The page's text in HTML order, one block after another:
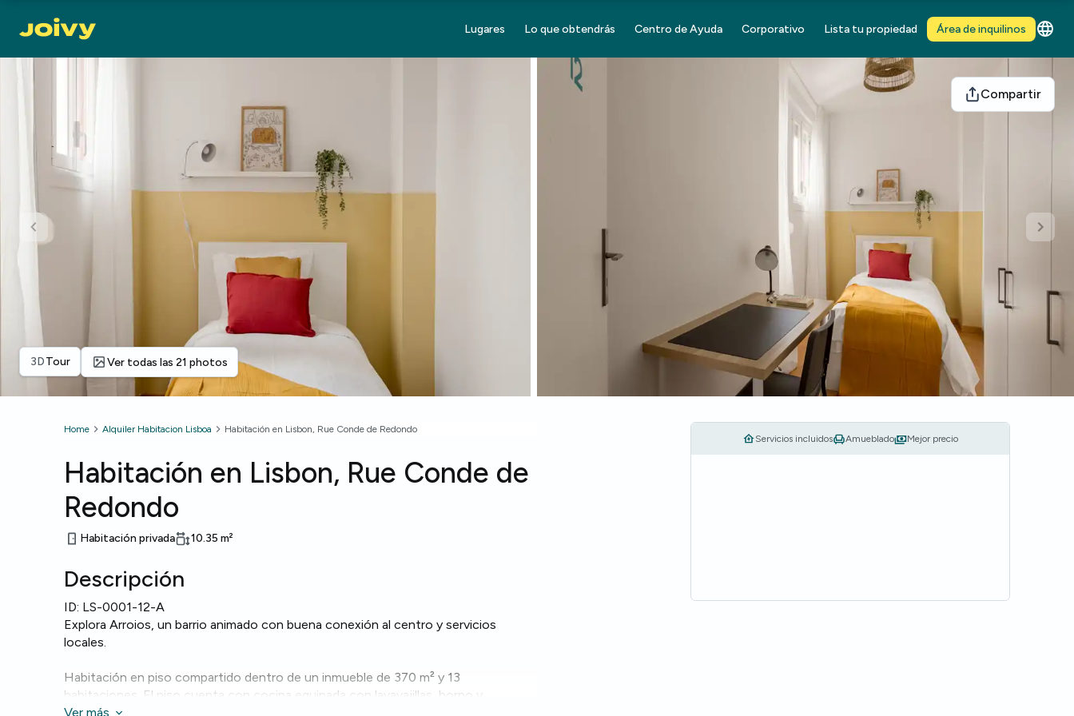
Lugares Lo que obtendrás Centro de Ayuda Corporativo Lista tu propiedad Área de inquilinos
Compartir
Ver todas las 21 photos
3DTour
Home Alquiler Habitacion Lisboa Habitación en Lisbon, Rue Conde de Redondo
Habitación en Lisbon, Rue Conde de
Redondo
Habitación privada 10.35 m²
Descripción
ID: LS-0001-12-A
Explora Arroios, un barrio animado con buena conexión al centro y servicios
locales.
Habitación en piso compartido dentro de un inmueble de 370 m² y 13
habitaciones. El piso cuenta con cocina equipada con lavavajillas, horno y
microondas, además de lavadora y 4 baños. Dispone de Wi‑Fi para estudiar o
Ver más
Servicios incluidos Amueblado Mejor precio